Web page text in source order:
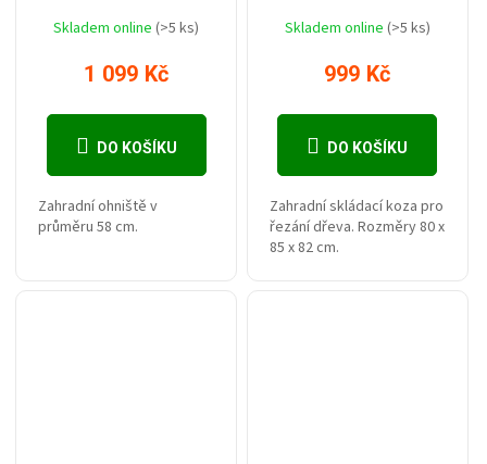
Skladem online(>5 ks)
1 099 Kč
DO KOŠÍKU
Zahradní ohniště v
průměru 58 cm.
Skladem online (>5 ks)
999 Kč
DO KOŠÍKU
Zahradní skládací koza pro
řezání dřeva. Rozměry 80 x
85 x 82 cm.